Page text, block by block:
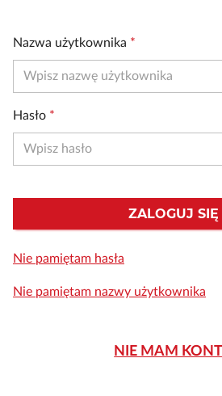
Nazwa użytkownika *
Hasło *
ZALOGUJ SIĘ
Nie pamiętam hasła
Nie pamiętam nazwy użytkownika
NIE MAM